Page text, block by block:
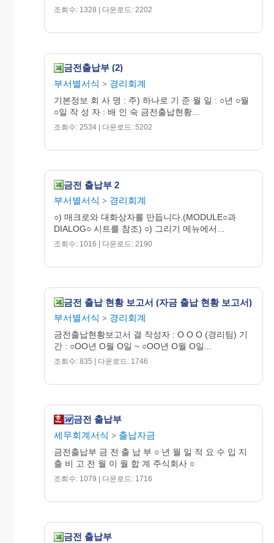
조회수: 1328 | 다운로드: 2202
금전출납부 (2)
부서별서식 > 경리회계
기본정보 회 사 명 : 주) 하나로 기 준 월 일 : ○년 ○월
○일 작 성 자 : 배 인 숙 금전출납현황...
조회수: 2534 | 다운로드: 5202
금전 출납부 2
부서별서식 > 경리회계
○) 매크로와 대화상자를 만듭니다.(MODULE○과
DIALOG○ 시트를 참조) ○) 그리기 메뉴에서...
조회수: 1016 | 다운로드: 2190
금전 출납 현황 보고서 (자금 출납 현황 보고서)
부서별서식 > 경리회계
금전출납현황보고서 결 작성자 : O O O (경리팀) 기
간 : ○OO년 O월 O일 ~ ○OO년 O월 O일...
조회수: 835 | 다운로드: 1746
금전 출납부
세무회계서식 > 출납자금
금전출납부 금 전 출 납 부 ○ 년 월 일 적 요 수 입 지
출 비 고 전 월 이 월 합 계 주식회사 ○
조회수: 1079 | 다운로드: 1716
금전 출납부